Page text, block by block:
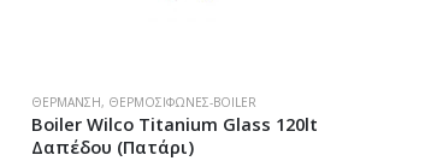
ΘΈΡΜΑΝΣΗ, ΘΕΡΜΟΣΊΦΩΝΕΣ-BOILER
Boiler Wilco Titanium Glass 120lt
Δαπέδου (Πατάρι)